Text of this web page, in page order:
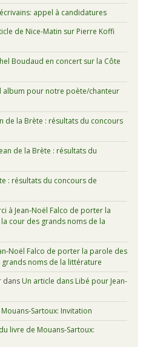
appel à candidatures
de Nice-Matin sur Pierre Koffi
Boudaud en concert sur la Côte
album pour notre poète/chanteur
de la Brète : résultats du concours
de la Brète : résultats du
: résultats du concours de
à Jean-Noël Falco de porter la
cour des grands noms de la
Noël Falco de porter la parole des
noms de la littérature
dans Un article dans Libé pour Jean-
Sartoux: Invitation
livre de Mouans-Sartoux: